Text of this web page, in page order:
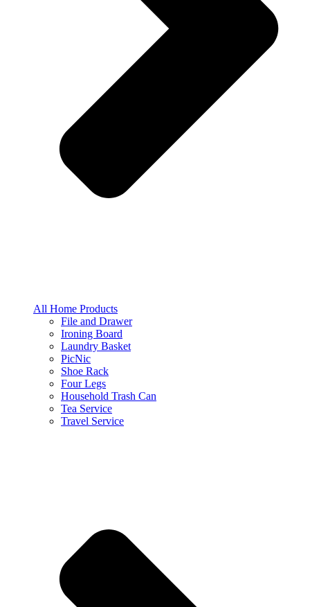
All Home Products
File and Drawer
Ironing Board
Laundry Basket
PicNic
Shoe Rack
Four Legs
Household Trash Can
Tea Service
Travel Service